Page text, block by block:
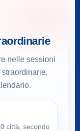
nelle sessioni
città, secondo